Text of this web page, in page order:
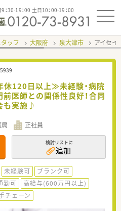
：30-19：00 土日10：00-19：00
ッフ 大阪府 泉大津市 アイセ
休120日以上≫未経験・病院
医師との関係性良好！合同
も実施♪
正社員
検討リストに
追加
未経験可
ブランク可
勤可
高給与(600万円以上)
チェーン